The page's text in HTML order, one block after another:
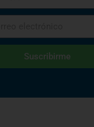
Suscribirme